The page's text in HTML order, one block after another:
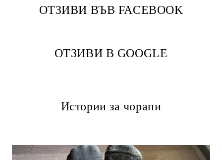
ОТЗИВИ ВЪВ FACEBOOK
ОТЗИВИ В GOOGLE
Истории за чорапи